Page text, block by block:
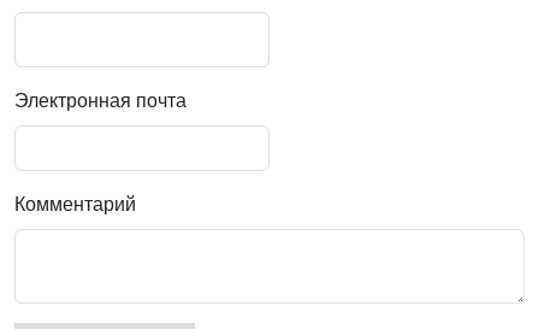
Электронная почта
Комментарий